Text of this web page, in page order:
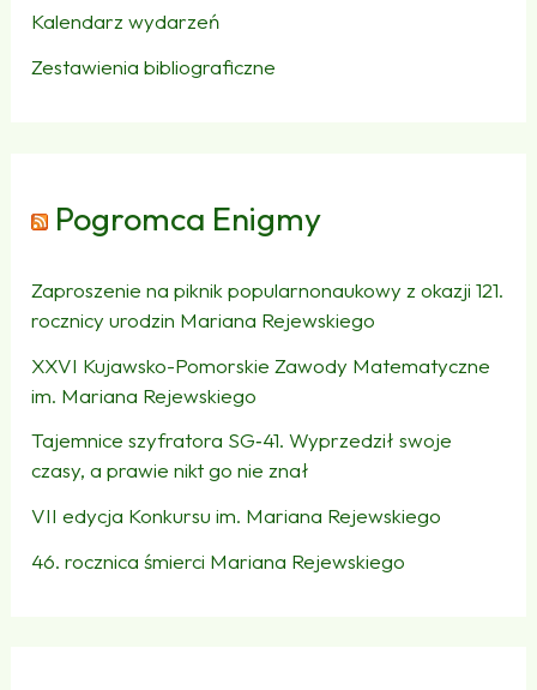
Kalendarz wydarzeń
Zestawienia bibliograficzne
Pogromca Enigmy
Zaproszenie na piknik popularnonaukowy z okazji 121.
rocznicy urodzin Mariana Rejewskiego
XXVI Kujawsko-Pomorskie Zawody Matematyczne
im. Mariana Rejewskiego
Tajemnice szyfratora SG‑41. Wyprzedził swoje
czasy, a prawie nikt go nie znał
VII edycja Konkursu im. Mariana Rejewskiego
46. rocznica śmierci Mariana Rejewskiego